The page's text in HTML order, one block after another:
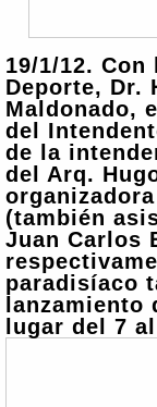
19/1/12.
Deporte, Dr.
Maldonado,
del
de la
del Arq.
(también
Juan Carlos
paradisíaco
lugar del 7